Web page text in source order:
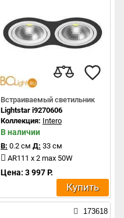
Встраиваемый светильник
Lightstar i9270606
Коллекция: Intero
В наличии
В: 0.2 см Д: 33 см
AR111 x 2 max 50W
Цена: 3 997 Р.
Купить
173618